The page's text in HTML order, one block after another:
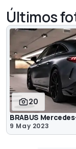
Últimos
20
BRABUS
9 May 2023